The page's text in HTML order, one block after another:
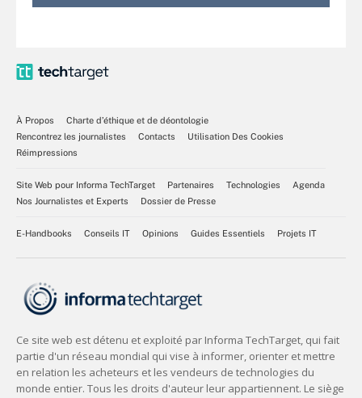
À Propos
Charte d’éthique et de déontologie
Rencontrez les journalistes
Contacts
Utilisation Des Cookies
Réimpressions
Site Web pour Informa TechTarget Partenaires Technologies
Agenda
Nos Journalistes et Experts
Dossier de Presse
E-Handbooks Conseils IT Opinions Guides Essentiels Projets IT